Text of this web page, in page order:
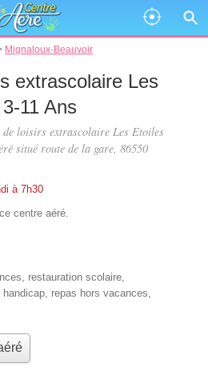
Mignaloux-Beauvoir
extrascolaire Les
11 Ans
de loisirs extrascolaire Les Etoiles
situé route de la gare, 86550
à 7h30
ce centre aéré.
, restauration scolaire,
handicap, repas hors vacances,